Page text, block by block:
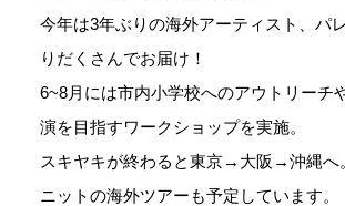
今年は3年ぶりの海外アーティスト、パ
りだくさんでお届け！
6~8月には市内小学校へのアウトリーチ
演を目指すワークショップを実施。
スキヤキが終わると東京→大阪→沖縄へ
ニットの海外ツアーも予定しています。